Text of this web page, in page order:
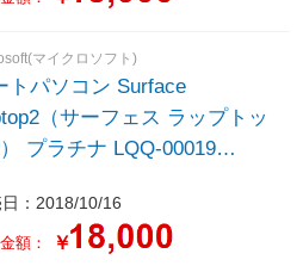
マイクロソフト)
トパソコン Surface
（サーフェス ラップトッ
プラチナ LQQ-00019
i7 /Office HomeandBusiness
リ：8GB /SSD：256GB
：2018/10/16
額： ￥